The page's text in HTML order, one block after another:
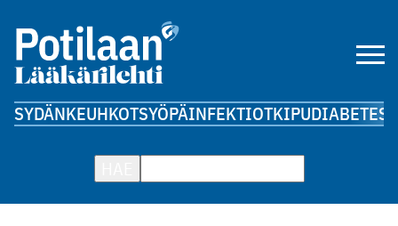
SYDÄNKEUHKOTSYÖPÄINFEKTIOTKIPUDIABETES